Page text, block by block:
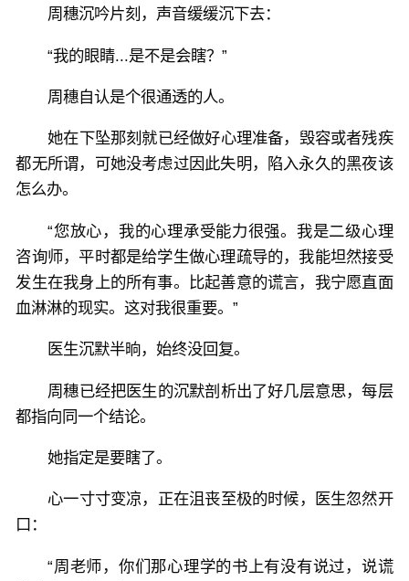
周穗沉吟片刻，声音缓缓沉下去：
“我的眼睛...是不是会瞎？”
周穗自认是个很通透的人。
她在下坠那刻就已经做好心理准备，毁容或者残疾
都无所谓，可她没考虑过因此失明，陷入永久的黑夜该
怎么办。
“您放心，我的心理承受能力很强。我是二级心理
咨询师，平时都是给学生做心理疏导的，我能坦然接受
发生在我身上的所有事。比起善意的谎言，我宁愿直面
血淋淋的现实。这对我很重要。”
医生沉默半晌，始终没回复。
周穗已经把医生的沉默剖析出了好几层意思，每层
都指向同一个结论。
她指定是要瞎了。
心一寸寸变凉，正在沮丧至极的时候，医生忽然开
口：
“周老师，你们那心理学的书上有没有说过，说谎